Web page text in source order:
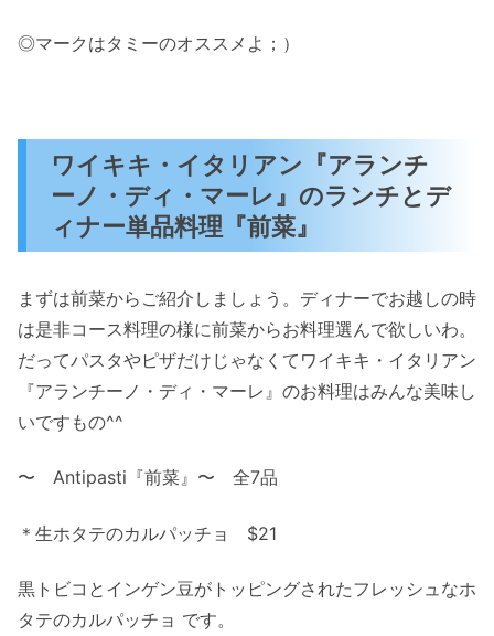
◎マークはタミーのオススメよ；）
ワイキキ・イタリアン『アランチ
ーノ・ディ・マーレ』のランチとデ
ィナー単品料理『前菜』
まずは前菜からご紹介しましょう。ディナーでお越しの時
は是非コース料理の様に前菜からお料理選んで欲しいわ。
だってパスタやピザだけじゃなくてワイキキ・イタリアン
『アランチーノ・ディ・マーレ』のお料理はみんな美味し
いですもの^^
〜 Antipasti『前菜』〜 全7品
＊生ホタテのカルパッチョ $21
黒トビコとインゲン豆がトッピングされたフレッシュなホ
タテのカルパッチョ です。